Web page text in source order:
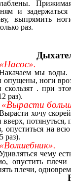
и
выпрямить
раз.
мы воды.
опущены, ноги
скользят . при
раз).
«Вырасти
хочу
вверх, потянуться,
опуститься на
раз).
чему
опустить
плечи,